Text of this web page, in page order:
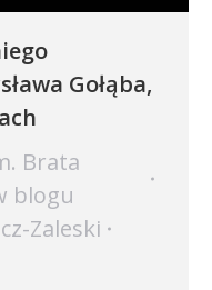
Gołąba,
Brata
blogu
Zaleski